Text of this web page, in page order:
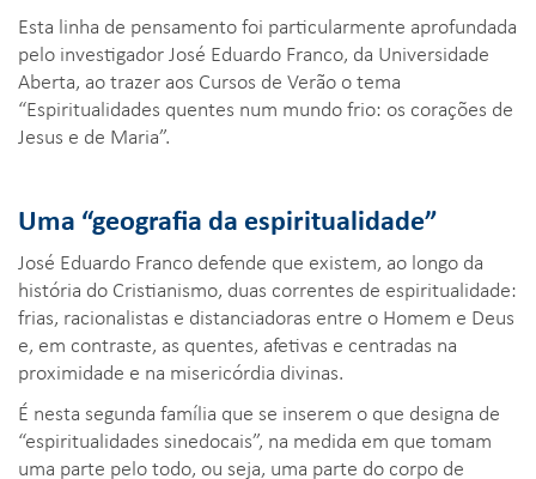
Esta linha de pensamento foi particularmente aprofundada
pelo investigador José Eduardo Franco, da Universidade
Aberta, ao trazer aos Cursos de Verão o tema
“Espiritualidades quentes num mundo frio: os corações de
Jesus e de Maria”.
Uma “geografia da espiritualidade”
José Eduardo Franco defende que existem, ao longo da
história do Cristianismo, duas correntes de espiritualidade:
frias, racionalistas e distanciadoras entre o Homem e Deus
e, em contraste, as quentes, afetivas e centradas na
proximidade e na misericórdia divinas.
É nesta segunda família que se inserem o que designa de
“espiritualidades sinedocais”, na medida em que tomam
uma parte pelo todo, ou seja, uma parte do corpo de